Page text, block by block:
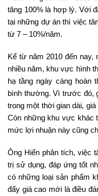
tăng 100% là hợp lý. Với
tại những dự án thì việc
từ 7 – 10%/năm.
Kể từ năm 2010 đến nay,
nhiều năm, khu vực hình
hạ tầng ngày càng hoàn
bình thường. Vì trước đó,
trong một thời gian dài,
Còn những khu vực khác
mức lợi nhuận này cũng
Ông Hiển phân tích, việc
trị sử dụng, đáp ứng tốt
có những loại sản phẩm
đẩy giá cao mới là điều